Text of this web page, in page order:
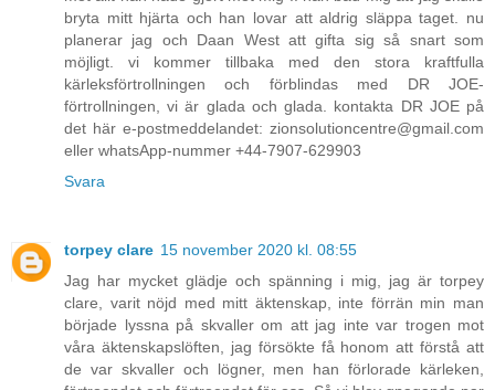
bryta mitt hjärta och han lovar att aldrig släppa taget. nu
planerar jag och Daan West att gifta sig så snart som
möjligt. vi kommer tillbaka med den stora kraftfulla
kärleksförtrollningen och förblindas med DR JOE-
förtrollningen, vi är glada och glada. kontakta DR JOE på
det här e-postmeddelandet: zionsolutioncentre@gmail.com
eller whatsApp-nummer +44-7907-629903
Svara
torpey clare 15 november 2020 kl. 08:55
Jag har mycket glädje och spänning i mig, jag är torpey
clare, varit nöjd med mitt äktenskap, inte förrän min man
började lyssna på skvaller om att jag inte var trogen mot
våra äktenskapslöften, jag försökte få honom att förstå att
de var skvaller och lögner, men han förlorade kärleken,